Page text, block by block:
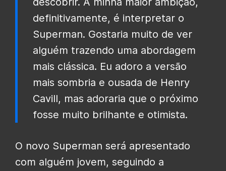
definitivamente, é interpretar o
Superman. Gostaria muito de ver
alguém trazendo uma abordagem
mais clássica. Eu adoro a versão
mais sombria e ousada de Henry
Cavill, mas adoraria que o próximo
fosse muito brilhante e otimista.
O novo Superman será apresentado
com alguém jovem, seguindo a